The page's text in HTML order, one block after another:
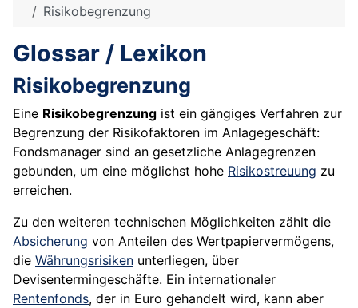
Risikobegrenzung
Glossar / Lexikon
Risikobegrenzung
Eine Risikobegrenzung ist ein gängiges Verfahren zur
Begrenzung der Risikofaktoren im Anlagegeschäft:
Fondsmanager sind an gesetzliche Anlagegrenzen
gebunden, um eine möglichst hohe Risikostreuung zu
erreichen.
Zu den weiteren technischen Möglichkeiten zählt die
Absicherung von Anteilen des Wertpapiervermögens,
die Währungsrisiken unterliegen, über
Devisentermingeschäfte. Ein internationaler
Rentenfonds, der in Euro gehandelt wird, kann aber